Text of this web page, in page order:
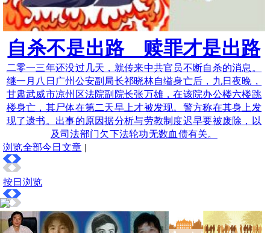
自杀不是出路 赎罪才是出路
二零一三年还没过几天，就传来中共官员不断自杀的消息。
继一月八日广州公安副局长祁晓林自缢身亡后，九日夜晚，
甘肃武威市凉州区法院副院长张万雄，在该院办公楼六楼跳
楼身亡，其尸体在第二天早上才被发现。警方称在其身上发
现了遗书。出事的原因据分析与劳教制度迟早要被废除，以
及司法部门欠下法轮功无数血债有关。
浏览全部今日文章 |
按日浏览